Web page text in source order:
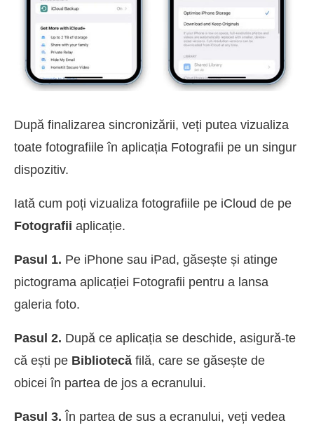
După finalizarea sincronizării, veți putea vizualiza
toate fotografiile în aplicația Fotografii pe un singur
dispozitiv.
Iată cum poți vizualiza fotografiile pe iCloud de pe
Fotografii aplicație.
Pasul 1. Pe iPhone sau iPad, găsește și atinge
pictograma aplicației Fotografii pentru a lansa
galeria foto.
Pasul 2. După ce aplicația se deschide, asigură-te
că ești pe Bibliotecă filă, care se găsește de
obicei în partea de jos a ecranului.
Pasul 3. În partea de sus a ecranului, veți vedea